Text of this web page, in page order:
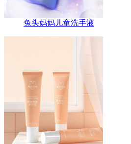
兔头妈妈儿童洗手液